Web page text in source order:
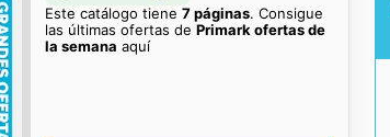
Este catálogo tiene7 páginas. Consigue
las últimas ofertas dePrimark ofertas de
la semana aquí